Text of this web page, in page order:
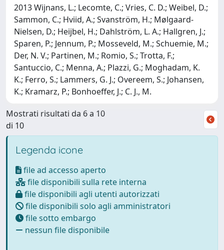
2013 Wijnans, L.; Lecomte, C.; Vries, C. D.; Weibel, D.;
Sammon, C.; Hviid, A.; Svanström, H.; Mølgaard-
Nielsen, D.; Heijbel, H.; Dahlström, L. A.; Hallgren, J.;
Sparen, P.; Jennum, P.; Mosseveld, M.; Schuemie, M.;
Der, N. V.; Partinen, M.; Romio, S.; Trotta, F.;
Santuccio, C.; Menna, A.; Plazzi, G.; Moghadam, K.
K.; Ferro, S.; Lammers, G. J.; Overeem, S.; Johansen,
K.; Kramarz, P.; Bonhoeffer, J.; C. J., M.
Mostrati risultati da 6 a 10
di 10
Legenda icone
file ad accesso aperto
file disponibili sulla rete interna
file disponibili agli utenti autorizzati
file disponibili solo agli amministratori
file sotto embargo
nessun file disponibile